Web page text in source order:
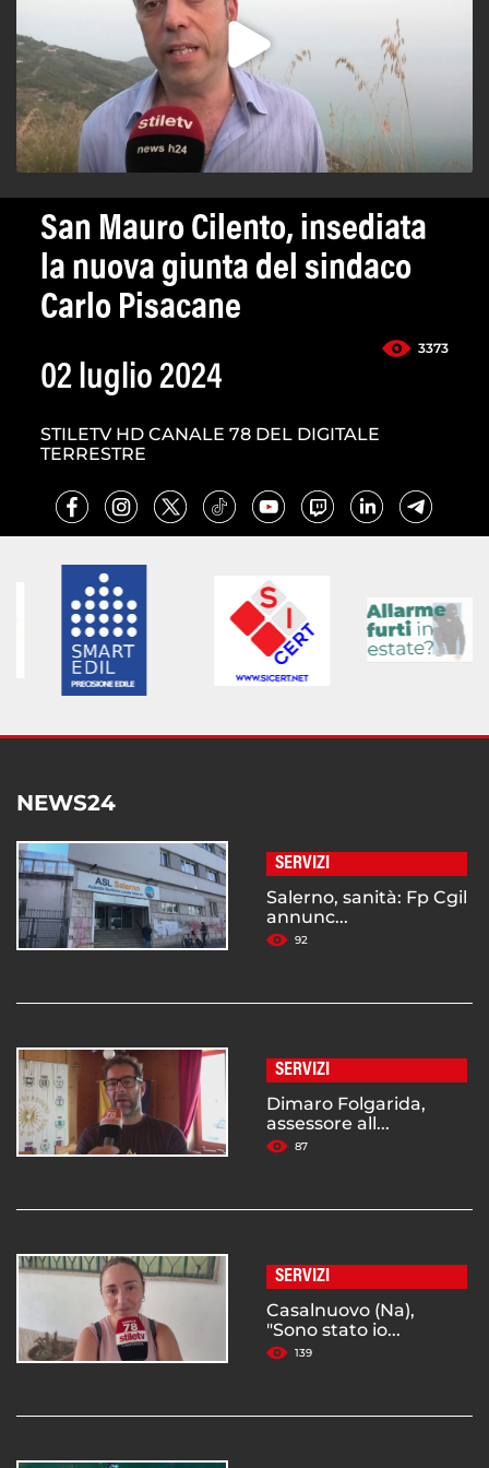
San Mauro Cilento, insediata
la nuova giunta del sindaco
Carlo Pisacane
3373
02 luglio 2024
STILETV HD CANALE 78 DEL DIGITALE
TERRESTRE
NEWS24
SERVIZI
Salerno, sanità: Fp Cgil
annunc...
92
SERVIZI
Dimaro Folgarida,
assessore all...
87
SERVIZI
Casalnuovo (Na),
"Sono stato io...
139